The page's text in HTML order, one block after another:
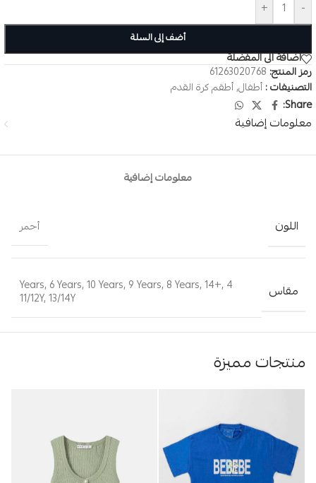
-
+
أضف إلى السلة
اضافة الى المفضلة
رمز المنتج: 61263020768
التصنيفات : أطفال,أطقم كرة القدم
Share:
معلومات إضافية
معلومات إضافية
اللون أحمر
مقاس 4 Years
, 6 Years, 10 Years, 9 Years, 8 Years, 14+,
11/12Y, 13/14Y
منتجات مميزة